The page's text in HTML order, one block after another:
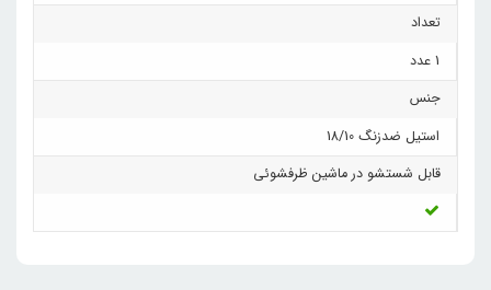
تعداد
1 عدد
جنس
استیل ضدزنگ 18/10
قابل شستشو در ماشین ظرفشوئی